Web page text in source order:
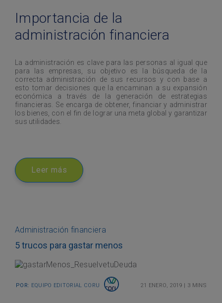
Importancia de la
administración financiera
La administración es clave para las personas al igual que
para las empresas, su objetivo es la búsqueda de la
correcta administración de sus recursos y con base a
esto tomar decisiones que la encaminan a su expansión
económica a través de la generación de estrategias
financieras. Se encarga de obtener, financiar y administrar
los bienes, con el fin de lograr una meta global y garantizar
sus utilidades.
Leer más
Administración financiera
5 trucos para gastar menos
Por: Equipo Editorial Coru 21 enero, 2019 | 3 mins